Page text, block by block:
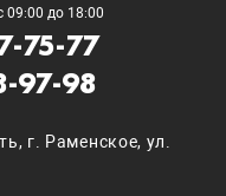
09:00 до 18:00
75-77
97-98
г. Раменское, ул.